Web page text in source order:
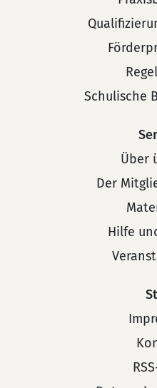
Schulische
Über
Der
Hilfe